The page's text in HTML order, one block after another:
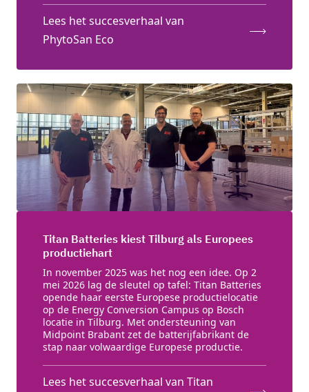
Lees het succesverhaal van
PhytoSan Eco
Titan Batteries kiest Tilburg als Europees
productiehart
In november 2025 was het nog een idee. Op 2
mei 2026 lag de sleutel op tafel: Titan Batteries
opende haar eerste Europese productielocatie
op de Energy Conversion Campus op Bosch
locatie in Tilburg. Met ondersteuning van
Midpoint Brabant zet de batterijfabrikant de
stap naar volwaardige Europese productie.
Lees het succesverhaal van Titan